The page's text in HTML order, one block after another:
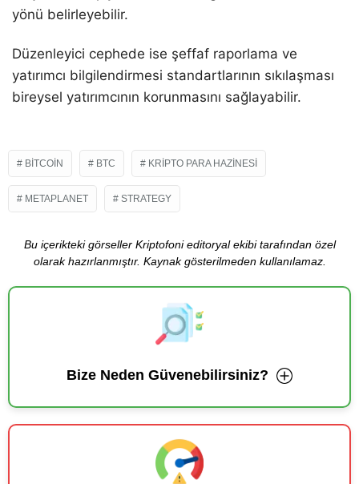
yönü belirleyebilir.
Düzenleyici cephede ise şeffaf raporlama ve
yatırımcı bilgilendirmesi standartlarının sıkılaşması
bireysel yatırımcının korunmasını sağlayabilir.
BITCOIN BTC KRIPTO PARA HAZINESI
METAPLANET STRATEGY
Bu içerikteki görseller Kriptofoni editoryal ekibi tarafından özel
olarak hazırlanmıştır. Kaynak gösterilmeden kullanılamaz.
Bize Neden Güvenebilirsiniz?